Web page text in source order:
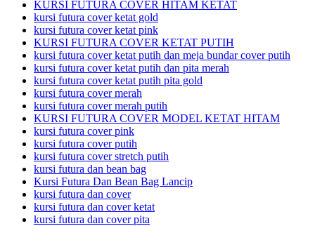
KURSI FUTURA COVER HITAM KETAT
kursi futura cover ketat gold
kursi futura cover ketat pink
KURSI FUTURA COVER KETAT PUTIH
kursi futura cover ketat putih dan meja bundar cover putih
kursi futura cover ketat putih dan pita merah
kursi futura cover ketat putih pita gold
kursi futura cover merah
kursi futura cover merah putih
KURSI FUTURA COVER MODEL KETAT HITAM
kursi futura cover pink
kursi futura cover putih
kursi futura cover stretch putih
kursi futura dan bean bag
Kursi Futura Dan Bean Bag Lancip
kursi futura dan cover
kursi futura dan cover ketat
kursi futura dan cover pita